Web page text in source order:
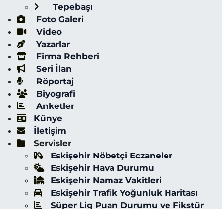
Tepebaşı
Foto Galeri
Video
Yazarlar
Firma Rehberi
Seri İlan
Röportaj
Biyografi
Anketler
Künye
İletişim
Servisler
Eskişehir Nöbetçi Eczaneler
Eskişehir Hava Durumu
Eskişehir Namaz Vakitleri
Eskişehir Trafik Yoğunluk Haritası
Süper Lig Puan Durumu ve Fikstür